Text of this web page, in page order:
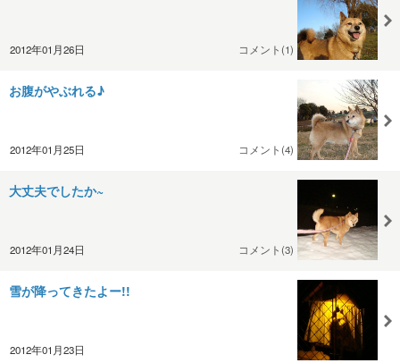
2012年01月26日 コメント(1)
お腹がやぶれる♪
2012年01月25日 コメント(4)
大丈夫でしたか~
2012年01月24日 コメント(3)
雪が降ってきたよー!!
2012年01月23日